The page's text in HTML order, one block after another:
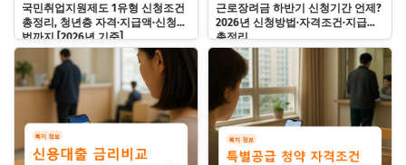
국민취업지원제도 1유형 신청조건
총정리, 청년층 자격·지급액·신청방
법까지 [2026년 기준]
근로장려금 하반기 신청기간 언제?
2026년 신청방법·자격조건·지급액
총정리